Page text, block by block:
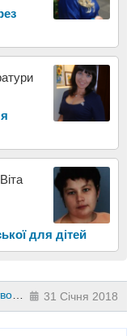
для дітей
3 клас31 Січня 2018